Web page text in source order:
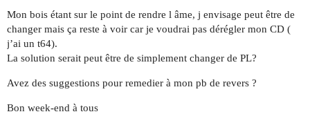
Mon bois étant sur le point de rendre l âme, j envisage peut être de
changer mais ça reste à voir car je voudrai pas dérégler mon CD (
j’ai un t64).
La solution serait peut être de simplement changer de PL?
Avez des suggestions pour remedier à mon pb de revers ?
Bon week-end à tous